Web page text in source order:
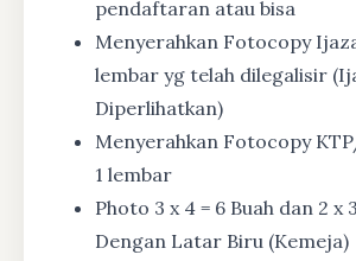
pendaftaran atau bisa
Menyerahkan Fotocopy
lembar yg telah dilegalisir
Diperlihatkan)
Menyerahkan Fotocopy
1 lembar
Photo 3 x 4 = 6 Buah dan 2 x
Dengan Latar Biru (Kemeja)